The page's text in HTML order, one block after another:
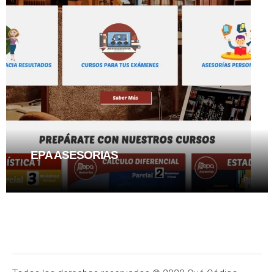
EPA ASESORIAS